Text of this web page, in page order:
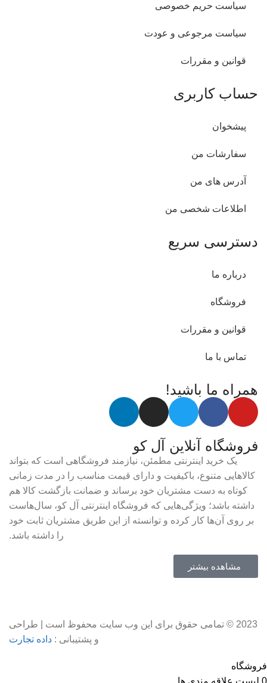
سیاست حریم خصوصی
سیاست مرجوعی و عودت
قوانین و مقررات
حساب کاربری
پیشخوان
سفارشات من
آدرس های من
اطلاعات شخصی من
دسترسی سریع
درباره ما
فروشگاه
قوانین و مقررات
تماس با ما
همراه ما باشید!
فروشگاه آنلاین آل کو
یک خرید اینترنتی مطمئن، نیازمند فروشگاهی است که بتواند
کالاهایی متنوع، باکیفیت و دارای قیمت مناسب را در مدت زمانی
کوتاه به دست مشتریان خود برساند و ضمانت بازگشت کالا هم
داشته باشد؛ ویژگی‌هایی که فروشگاه اینترنتی آل کو، سال‌هاست
بر روی آن‌ها کار کرده و توانسته از این طریق مشتریان ثابت خود
را داشته باشد.
مشاهده بیشتر
2023 © تمامی حقوق برای این وب سایت محفوظ است | طراحی
و پشتیبانی : داده تجارت
فروشگاه
0 لیست علاقه مندی ها